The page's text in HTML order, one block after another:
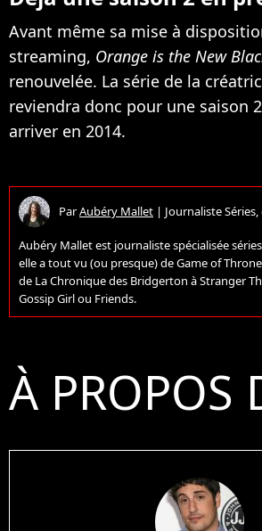
Avant même sa mise à
streaming, Orange is the New
renouvelée. La série de la
reviendra donc pour une saison
arriver en 2014.
ParAubéry Mallet | Journaliste
Aubéry Mallet est journaliste spécialisée
elle a tout vu (ou presque) de Game of
de La Chronique des Bridgerton à Stranger
Gossip Girl ou Friends.
À PROPOS